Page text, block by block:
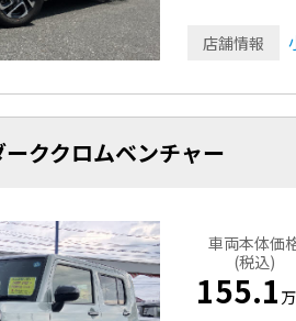
店舗情報
ククロムベンチャー
車両本体価
(税込)
155.1